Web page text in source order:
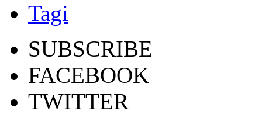
Tagi
SUBSCRIBE
FACEBOOK
TWITTER